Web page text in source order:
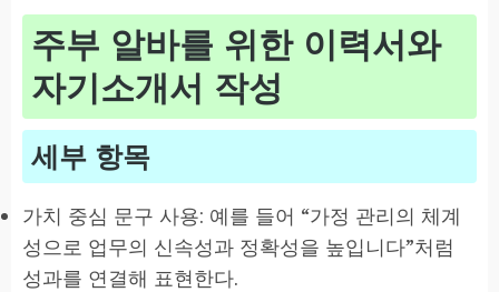
주부 알바를 위한 이력서와
자기소개서 작성
세부 항목
가치 중심 문구 사용: 예를 들어 “가정 관리의 체계
성으로 업무의 신속성과 정확성을 높입니다”처럼
성과를 연결해 표현한다.